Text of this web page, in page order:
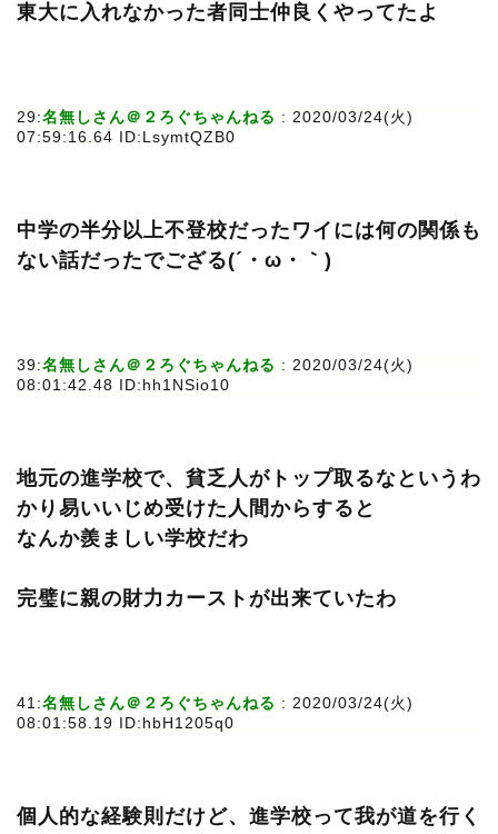
東大に入れなかった者同士仲良くやってたよ
29:名無しさん＠２ろぐちゃんねる : 2020/03/24(火)
07:59:16.64 ID:LsymtQZB0
中学の半分以上不登校だったワイには何の関係も
ない話だったでござる(´・ω・｀)
39:名無しさん＠２ろぐちゃんねる : 2020/03/24(火)
08:01:42.48 ID:hh1NSio10
地元の進学校で、貧乏人がトップ取るなというわ
かり易いいじめ受けた人間からすると
なんか羨ましい学校だわ
完璧に親の財力カーストが出来ていたわ
41:名無しさん＠２ろぐちゃんねる : 2020/03/24(火)
08:01:58.19 ID:hbH1205q0
個人的な経験則だけど、進学校って我が道を行く